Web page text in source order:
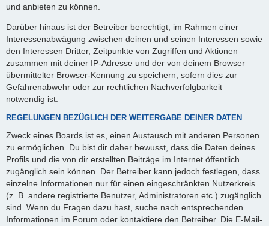
und anbieten zu können.
Darüber hinaus ist der Betreiber berechtigt, im Rahmen einer
Interessenabwägung zwischen deinen und seinen Interessen sowie
den Interessen Dritter, Zeitpunkte von Zugriffen und Aktionen
zusammen mit deiner IP-Adresse und der von deinem Browser
übermittelter Browser-Kennung zu speichern, sofern dies zur
Gefahrenabwehr oder zur rechtlichen Nachverfolgbarkeit
notwendig ist.
REGELUNGEN BEZÜGLICH DER WEITERGABE DEINER DATEN
Zweck eines Boards ist es, einen Austausch mit anderen Personen
zu ermöglichen. Du bist dir daher bewusst, dass die Daten deines
Profils und die von dir erstellten Beiträge im Internet öffentlich
zugänglich sein können. Der Betreiber kann jedoch festlegen, dass
einzelne Informationen nur für einen eingeschränkten Nutzerkreis
(z. B. andere registrierte Benutzer, Administratoren etc.) zugänglich
sind. Wenn du Fragen dazu hast, suche nach entsprechenden
Informationen im Forum oder kontaktiere den Betreiber. Die E-Mail-